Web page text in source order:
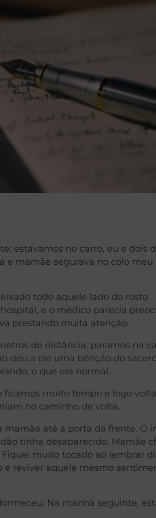
estávamos no carro, eu e dois
e mamãe segurava no colo
todo aquele lado do rosto
e o médico parecia
prestando muita atenção.
de distância, paramos na
deu a ele uma bênção do
o que era normal.
ficamos muito tempo e logo
no caminho de volta.
até a porta da frente. O
tinha desaparecido. Mamãe
muito tocado ao lembrar
e reviver aquele mesmo
Na manhã seguinte,